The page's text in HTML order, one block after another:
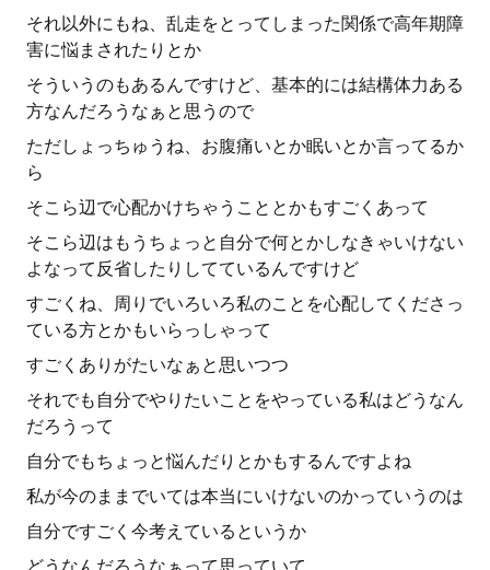
それ以外にもね、乱走をとってしまった関係で高年期障
害に悩まされたりとか
そういうのもあるんですけど、基本的には結構体力ある
方なんだろうなぁと思うので
ただしょっちゅうね、お腹痛いとか眠いとか言ってるか
ら
そこら辺で心配かけちゃうこととかもすごくあって
そこら辺はもうちょっと自分で何とかしなきゃいけない
よなって反省したりしてているんですけど
すごくね、周りでいろいろ私のことを心配してくださっ
ている方とかもいらっしゃって
すごくありがたいなぁと思いつつ
それでも自分でやりたいことをやっている私はどうなん
だろうって
自分でもちょっと悩んだりとかもするんですよね
私が今のままでいては本当にいけないのかっていうのは
自分ですごく今考えているというか